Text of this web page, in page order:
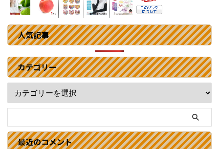
人気記事
カテゴリー
最近のコメント